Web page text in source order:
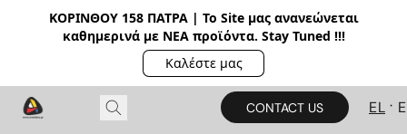
ΚΟΡΙΝΘΟΥ 158 ΠΑΤΡΑ | Το Site μας ανανεώνεται
καθημερινά με ΝΕΑ προϊόντα. Stay Tuned !!!
Καλέστε μας
CONTACT US EL